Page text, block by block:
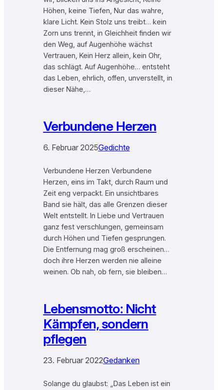
Höhen, keine Tiefen, Nur das wahre,
klare Licht. Kein Stolz uns treibt… kein
Zorn uns trennt, in Gleichheit finden wir
den Weg, auf Augenhöhe wächst
Vertrauen, Kein Herz allein, kein Ohr,
das schlägt. Auf Augenhöhe… entsteht
das Leben, ehrlich, offen, unverstellt, in
dieser Nähe,…
Verbundene Herzen
6. Februar 2025Gedichte
Verbundene Herzen Verbundene
Herzen, eins im Takt, durch Raum und
Zeit eng verpackt. Ein unsichtbares
Band sie hält, das alle Grenzen dieser
Welt entstellt. In Liebe und Vertrauen
ganz fest verschlungen, gemeinsam
durch Höhen und Tiefen gesprungen.
Die Entfernung mag groß erscheinen…
doch ihre Herzen werden nie alleine
weinen. Ob nah, ob fern, sie bleiben…
Lebensmotto: Nicht
Kämpfen, sondern
pflegen
23. Februar 2022Gedanken
Solange du glaubst: „Das Leben ist ein